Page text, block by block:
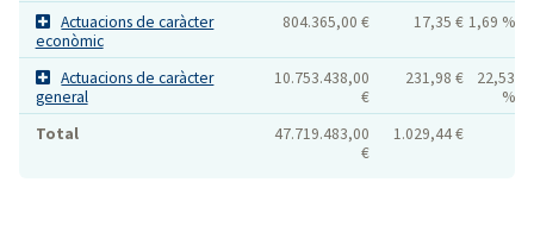
Actuacions de caràcter
econòmic
804.365,00 € 17,35 € 1,69 %
Actuacions de caràcter
general
10.753.438,00
€
231,98 €
22,53
%
Total
47.719.483,00
€
1.029,44 €